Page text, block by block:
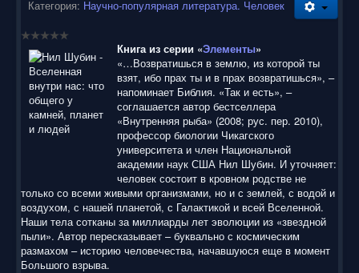
Вам электронные книги бесплатно и без регистрации введя
автора, название книги или имя полюбившегося героя в
строку поиска. На нашем сайте для ознакомления можно
бесплатноскачатькнигив электронных форматах fb2,
epub, pdf, rtf, txt, читать онлайн или купить лицензионные
электронные книги. Наш сайт постоянно развивается и
пополняется. Надеюсь, Вы станете нашим постоянным
посетителем.
Категория: Научно-популярная литература. Человек
Книга из серии «Элементы»
«…Возвратишься в землю, из которой ты
взят, ибо прах ты и в прах возвратишься», –
напоминает Библия. «Так и есть», –
соглашается автор бестселлера
«Внутренняя рыба» (2008; рус. пер. 2010),
профессор биологии Чикагского
университета и член Национальной
академии наук США Нил Шубин. И уточняет:
человек состоит в кровном родстве не
только со всеми живыми организмами, но и с землей, с водой и
воздухом, с нашей планетой, с Галактикой и всей Вселенной.
Наши тела сотканы за миллиарды лет эволюции из «звездной
пыли». Автор пересказывает – буквально с космическим
размахом – историю человечества, начавшуюся еще в момент
Большого взрыва.